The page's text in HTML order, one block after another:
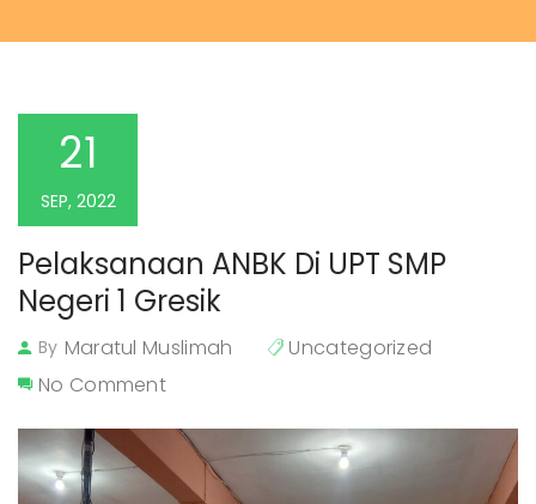
Pelaksanaan ANBK Di UPT SMP
Negeri 1 Gresik
By Maratul Muslimah
Uncategorized
No Comment
21
SEP, 2022